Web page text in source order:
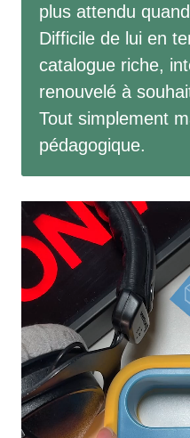
plus attendu
Difficile de lui en
catalogue riche,
renouvelé à
Tout simplement
pédagogique.